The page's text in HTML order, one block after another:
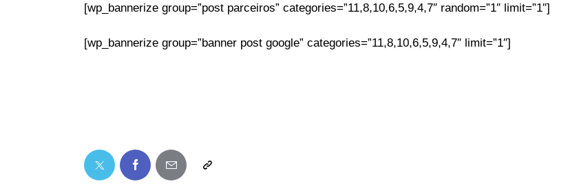
[wp_bannerize group=”post parceiros” categories=”11,8,10,6,5,9,4,7″ random=”1″ limit=”1″]
[wp_bannerize group=”banner post google” categories=”11,8,10,6,5,9,4,7″ limit=”1″]